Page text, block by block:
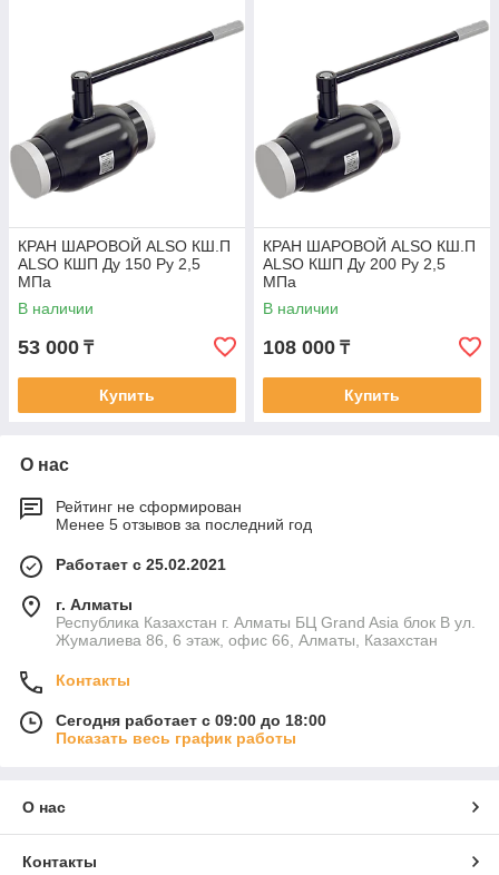
КРАН ШАРОВОЙ ALSO КШ.П
ALSO КШП Ду 150 Ру 2,5
МПа
В наличии
53 000 ₸
Купить
КРАН ШАРОВОЙ ALSO КШ.П
ALSO КШП Ду 200 Ру 2,5
МПа
В наличии
108 000 ₸
Купить
О нас
Рейтинг не сформирован
Менее 5 отзывов за последний год
Работает с 25.02.2021
г. Алматы
Республика Казахстан г. Алматы БЦ Grand Asia блок B ул.
Жумалиева 86, 6 этаж, офис 66, Алматы, Казахстан
Контакты
Сегодня работает с 09:00 до 18:00
Показать весь график работы
О нас
Контакты